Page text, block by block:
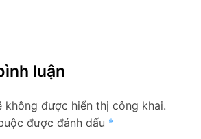
luận
không được hiển thị công khai.
được đánh dấu *